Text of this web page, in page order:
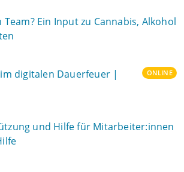
Ein Input zu Cannabis, Alkohol
digitalen Dauerfeuer |
ONLINE
und Hilfe für Mitarbeiter:innen